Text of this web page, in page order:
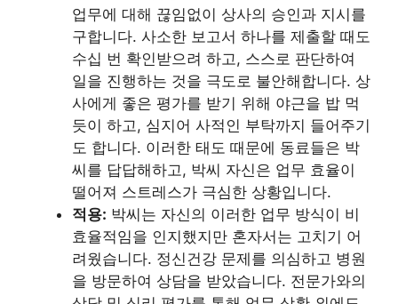
업무에 대해 끊임없이 상사의 승인과 지시를
구합니다. 사소한 보고서 하나를 제출할 때도
수십 번 확인받으려 하고, 스스로 판단하여
일을 진행하는 것을 극도로 불안해합니다. 상
사에게 좋은 평가를 받기 위해 야근을 밥 먹
듯이 하고, 심지어 사적인 부탁까지 들어주기
도 합니다. 이러한 태도 때문에 동료들은 박
씨를 답답해하고, 박씨 자신은 업무 효율이
떨어져 스트레스가 극심한 상황입니다.
적용: 박씨는 자신의 이러한 업무 방식이 비
효율적임을 인지했지만 혼자서는 고치기 어
려웠습니다. 정신건강 문제를 의심하고 병원
을 방문하여 상담을 받았습니다. 전문가와의